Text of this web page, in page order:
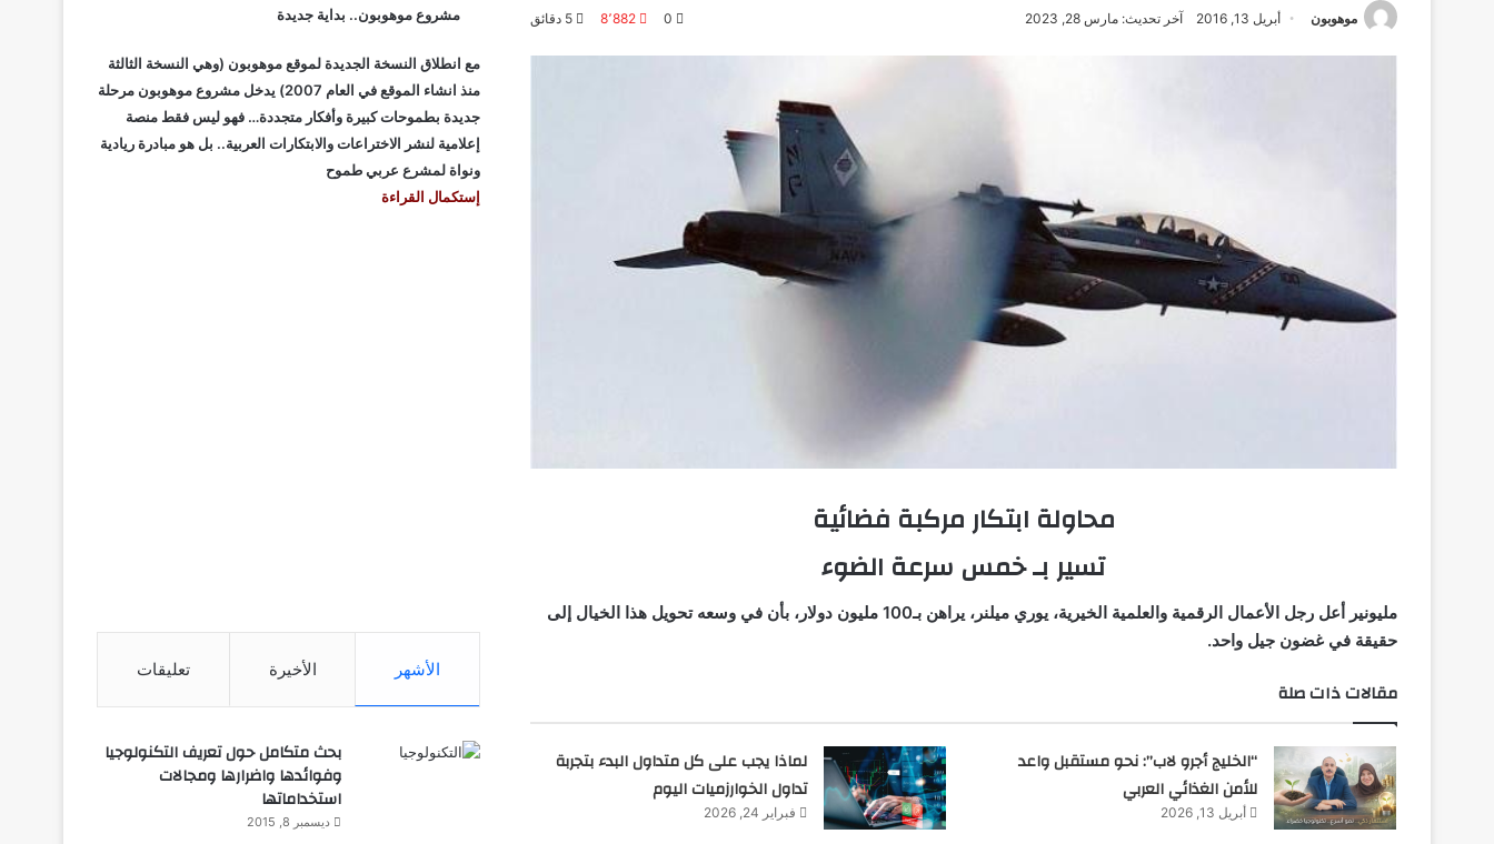
موهوبون أبريل 13, 2016 آخر تحديث: مارس 28, 2023 0 8٬882
محاولة ابتكار مركبة فضائية
تسير بـ خمس سرعة الضوء
مليونير أعل رجل الأعمال الرقمية والعلمية الخيرية، يوري ميلنر، يراهن بـ100 مليون دولار، بأن في وسعه تحويل هذا الخيال إلى
حقيقة في غضون جيل واحد.
مقالات ذات صلة
“الخليج أجرو لاب”: نحو مستقبل واعد
للأمن الغذائي العربي
أبريل 13, 2026
لماذا يجب على كل متداول البدء بتجربة
تداول الخوارزميات اليوم
فبراير 24, 2026
مشروع موهوبون.. بداية جديدة
مع انطلاق النسخة الجديدة لموقع موهوبون (وهي النسخة الثالثة
منذ انشاء الموقع في العام 2007) يدخل مشروع موهوبون مرحلة
جديدة بطموحات كبيرة وأفكار متجددة… فهو ليس فقط منصة
إعلامية لنشر الاختراعات والابتكارات العربية.. بل هو مبادرة ريادية
ونواة لمشرع عربي طموح
إستكمال القراءة
الأشهر الأخيرة تعليقات
بحث متكامل حول تعريف التكنولوجيا
وفوائدها واضرارها ومجالات
استخداماتها
ديسمبر 8, 2015